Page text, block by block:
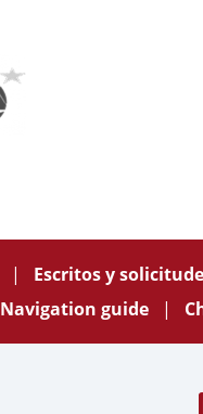
Escritos y
Navigation guide